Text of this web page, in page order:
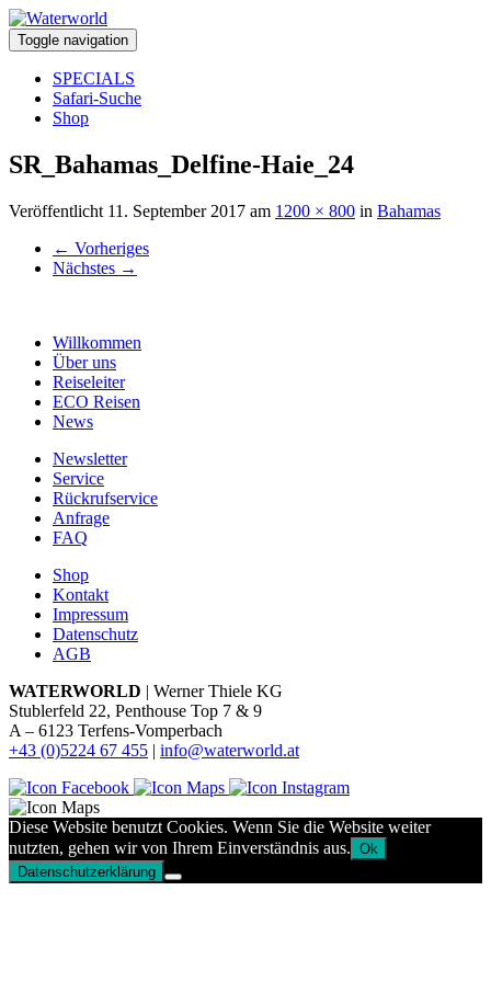
Toggle navigation
SPECIALS
Safari-Suche
Shop
SR_Bahamas_Delfine-Haie_24
Veröffentlicht 11. September 2017 am 1200 × 800 in Bahamas
← Vorheriges
Nächstes →
Willkommen
Über uns
Reiseleiter
ECO Reisen
News
Newsletter
Service
Rückrufservice
Anfrage
FAQ
Shop
Kontakt
Impressum
Datenschutz
AGB
WATERWORLD | Werner Thiele KG
Stublerfeld 22, Penthouse Top 7 & 9
A – 6123 Terfens-Vomperbach
+43 (0)5224 67 455 | info@waterworld.at
Diese Website benutzt Cookies. Wenn Sie die Website weiter
nutzten, gehen wir von Ihrem Einverständnis aus. Ok
Datenschutzerklärung